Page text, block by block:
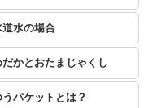
道水の場合
だかとおたまじゃくし
うパケットとは？